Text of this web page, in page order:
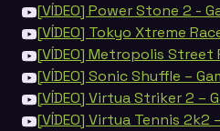
[VÍDEO] Power Stone 2 -
[VÍDEO] Tokyo Xtreme
[VÍDEO] Metropolis Street
[VÍDEO] Sonic Shuffle –
[VÍDEO] Virtua Striker 2 –
[VÍDEO] Virtua Tennis 2k2